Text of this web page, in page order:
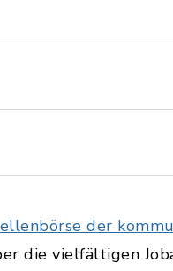
der
die vielfältigen